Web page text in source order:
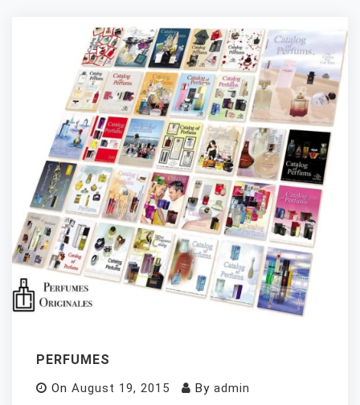
PERFUMES
On August 19, 2015 By admin